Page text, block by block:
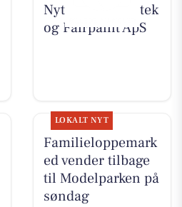
Nyt fra Egå Apotek
og Fairpaint ApS
LOKALT NYT
Familieloppemark
ed vender tilbage
til Modelparken på
søndag